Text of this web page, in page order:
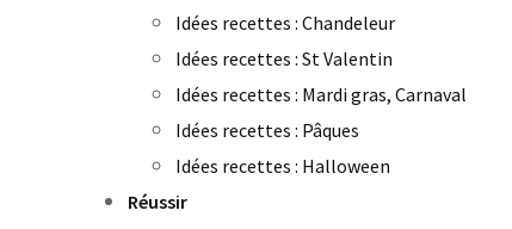
Idées recettes : Chandeleur
Idées recettes : St Valentin
Idées recettes : Mardi gras, Carnaval
Idées recettes : Pâques
Idées recettes : Halloween
Réussir